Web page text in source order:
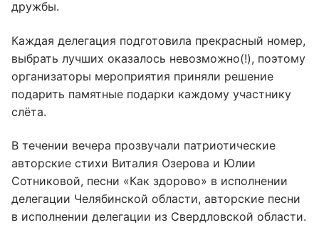
дружбы.
Каждая делегация подготовила прекрасный номер,
выбрать лучших оказалось невозможно(!), поэтому
организаторы мероприятия приняли решение
подарить памятные подарки каждому участнику
слёта.
В течении вечера прозвучали патриотические
авторские стихи Виталия Озерова и Юлии
Сотниковой, песни «Как здорово» в исполнении
делегации Челябинской области, авторские песни
в исполнении делегации из Свердловской области.